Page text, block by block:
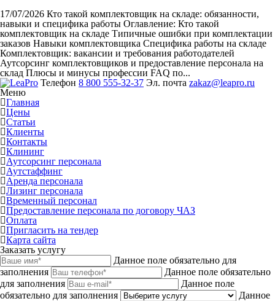
17/07/2026 Кто такой комплектовщик на складе: обязанности,
навыки и специфика работы Оглавление: Кто такой
комплектовщик на складе Типичные ошибки при комплектации
заказов Навыки комплектовщика Специфика работы на складе
Комплектовщик: вакансии и требования работодателей
Аутсорсинг комплектовщиков и предоставление персонала на
склад Плюсы и минусы профессии FAQ по...
Телефон 8 800 555-32-37 Эл. почта zakaz@leapro.ru
Меню
Главная
Цены
Статьи
Клиенты
Контакты
Клининг
Аутсорсинг персонала
Аутстаффинг
Аренда персонала
Лизинг персонала
Временный персонал
Предоставление персонала по договору ЧАЗ
Оплата
Пригласить на тендер
Карта сайта
Заказать услугу
Данное поле обязательно для
заполнения
Данное поле обязательно
для заполнения
Данное поле
обязательно для заполнения
Данное